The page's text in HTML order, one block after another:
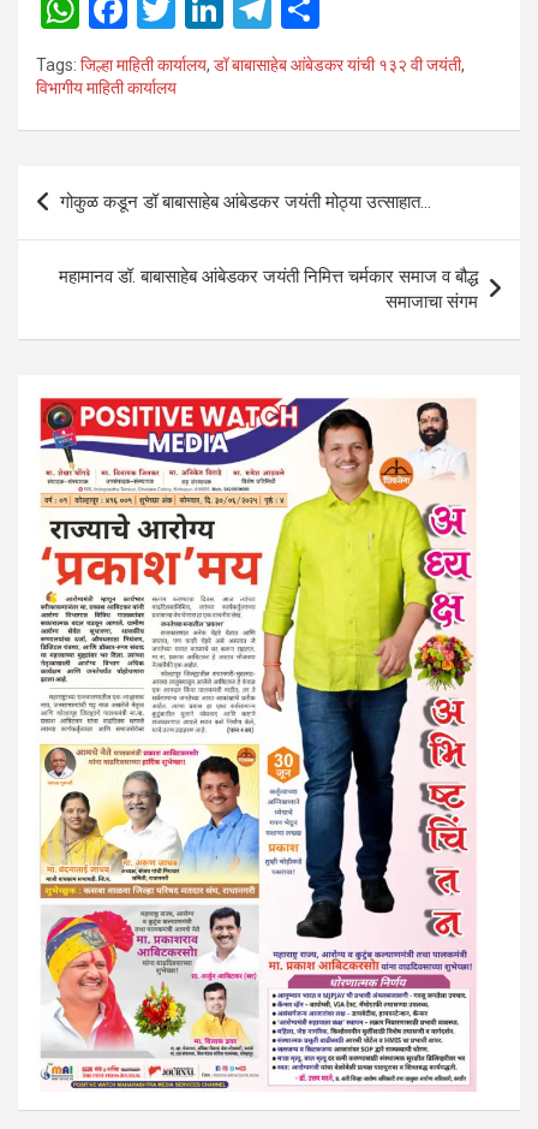
W
h
at
s
p
p
F
a
ce
b
o
k
T
wi
tt
er
Li
n
dI
T
el
e
gr
m
h
e
Tags: जिल्हा माहिती कार्यालय, डॉ बाबासाहेब आंबेडकर यांची १३२ वी जयंती,
विभागीय माहिती कार्यालय
Post
navigation
गोकुळ कडून डॉ बाबासाहेब आंबेडकर जयंती मोठ्या उत्साहात…
महामानव डॉ. बाबासाहेब आंबेडकर जयंती निमित्त चर्मकार समाज व बौद्ध
समाजाचा संगम